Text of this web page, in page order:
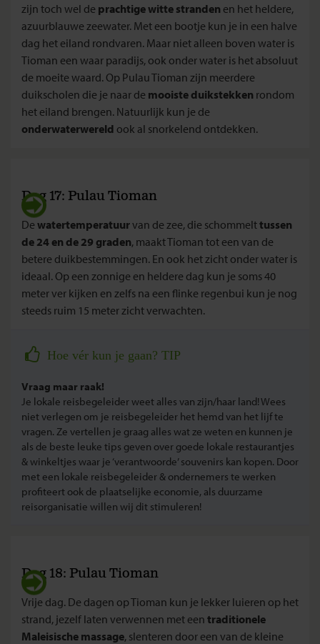
zijn toch wel de prachtige witte stranden en het heldere,
azuurblauwe zeewater. Met een bootje kun je in een halve
dag het eiland rondvaren. Maar niet alleen boven water is
Tioman een waar paradijs, ook onder water is het absoluut
de moeite waard. Op Pulau Tioman zijn meerdere
duikscholen die je naar de mooiste duikstekken rondom
het eiland brengen. Natuurlijk kun je de
onderwaterwereld ook al snorkelend ontdekken.
Dag 17: Pulau Tioman
De watertemperatuurvan de zee, die schommelttussen
de 24 en de 29 graden, maakt Tioman tot een van de
betere duikbestemmingen. En ook het zicht onder water is
ideaal. Op een zonnige en heldere dag kun je soms 40
meter ver kijken en zelfs na een flinke regenbui kun je nog
steeds ruim 15 meter zicht verwachten.
Hoe vér kun je gaan? TIP
Vraag maar raak!
Je lokale reisbegeleider weet alles van zijn/haar land! Wees
niet verlegen om je reisbegeleider het hemd van het lijf te
vragen. Ze vertellen je graag alles wat ze weten en kunnen je
als de beste leuke tips geven over goede lokale restaurantjes
& winkeltjes waar je ‘verantwoorde’ souvenirs kan kopen. Door
met een lokale reisbegeleider & ondernemers te werken
profiteert ook de plaatselijke economie, als duurzame
reisorganisatie willen wij dit stimuleren!
Dag 18: Pulau Tioman
Vrije dag. De dagen op Tioman kun je lekker luieren op het
strand, jezelf laten verwennen met een traditionele
Maleisische massage, slenteren door een van de kleine